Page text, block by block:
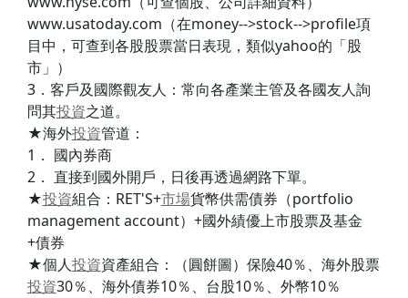
www.usatoday.com（在money-->stock-->profile項
目中，可查到各股股票當日表現，類似yahoo的「股
市」）
3．客戶及國際觀友人：常向各產業主管及各國友人詢
問其投資之道。
★海外投資管道：
1． 國內券商
2． 直接到國外開戶，日後再透過網路下單。
★投資組合：RET'S+市場貨幣供需債券（portfolio
management account）+國外績優上市股票及基金
+債券
★個人投資資產組合：（圓餅圖）保險40％、海外股票
投資30％、海外債券10％、台股10％、外幣10％